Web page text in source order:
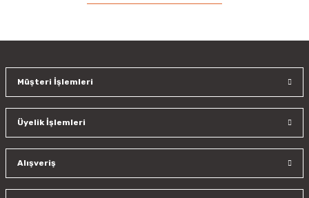
Ürün açıklamasında eksik bilgiler bulunuyor.
Ürün bilgilerinde hatalar bulunuyor.
8.999,99 TL
Müşteri İşlemleri
Üyelik İşlemleri
Alışveriş